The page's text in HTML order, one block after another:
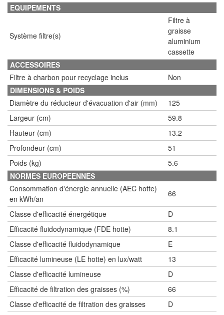
EQUIPEMENTS
Système filtre(s)
Filtre à
graisse
aluminium
cassette
ACCESSOIRES
Filtre à charbon pour recyclage inclus
Non
DIMENSIONS & POIDS
Diamètre du réducteur d'évacuation d'air (mm)
125
Largeur (cm)
59.8
Hauteur (cm)
13.2
Profondeur (cm)
51
Poids (kg)
5.6
NORMES EUROPEENNES
Consommation d'énergie annuelle (AEC hotte)
en kWh/an
66
Classe d'efficacité énergétique
D
Efficacité fluidodynamique (FDE hotte)
8.1
Classe d'efficacité fluidodynamique
E
Efficacité lumineuse (LE hotte) en lux/watt
13
Classe d'efficacité lumineuse
D
Efficacité de filtration des graisses (%)
66
Classe d'efficacité de filtration des graisses
D